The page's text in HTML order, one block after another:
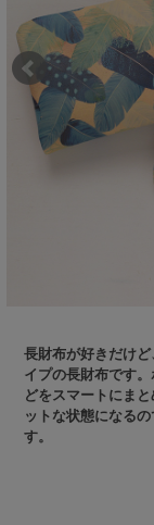
長財布が好きだけ
イプの長財布です
どをスマートにま
ットな状態になる
す。